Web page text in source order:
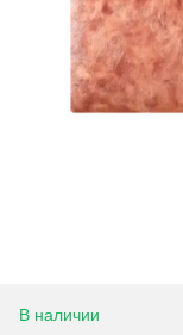
В наличии